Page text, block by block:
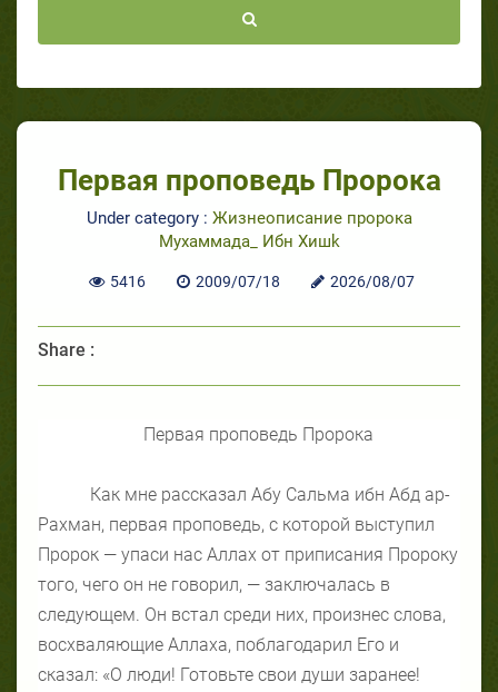
Первая проповедь Пророка
Under category : Жизнеописание пророка
Мухаммада_ Ибн Хишk
5416 2009/07/18 2026/08/07
Share :
Первая проповедь Пророка
Как мне рассказал Абу Сальма ибн Абд ар-
Рахман, первая проповедь, с которой выступил
Пророк — упаси нас Аллах от приписания Пророку
того, чего он не говорил, — заключалась в
следующем. Он встал среди них, произнес слова,
восхваляющие Аллаха, поблагодарил Его и
сказал: «О люди! Готовьте свои души заранее!